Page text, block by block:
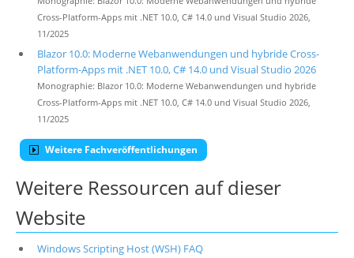
Cross-Platform-Apps mit .NET 10.0, C# 14.0 und Visual Studio 2026,
11/2025
Blazor 10.0: Moderne Webanwendungen und hybride Cross-
Platform-Apps mit .NET 10.0, C# 14.0 und Visual Studio 2026
Monographie: Blazor 10.0: Moderne Webanwendungen und hybride
Cross-Platform-Apps mit .NET 10.0, C# 14.0 und Visual Studio 2026,
11/2025
Weitere Fachveröffentlichungen
Weitere Ressourcen auf dieser
Website
Windows Scripting Host (WSH) FAQ